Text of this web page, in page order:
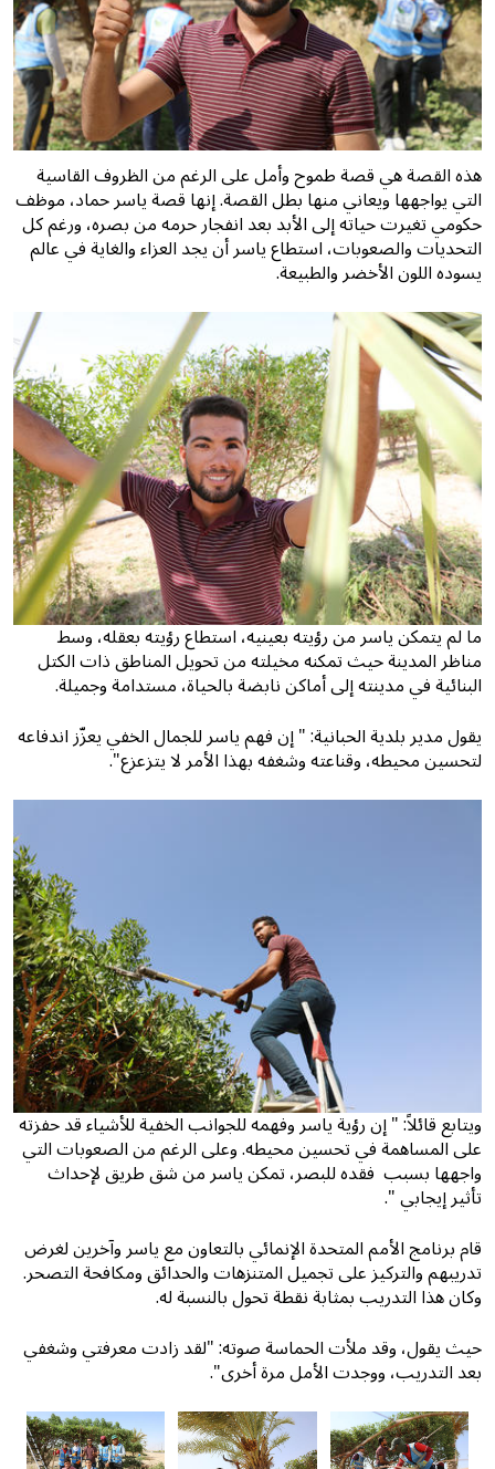
هذه القصة هي قصة طموح وأمل على الرغم من الظروف القاسية
التي يواجهها ويعاني منها بطل القصة. إنها قصة ياسر حماد، موظف
حكومي تغيرت حياته إلى الأبد بعد انفجار حرمه من بصره، ورغم كل
التحديات والصعوبات، استطاع ياسر أن يجد العزاء والغاية في عالم
يسوده اللون الأخضر والطبيعة.
ما لم يتمكن ياسر من رؤيته بعينيه، استطاع رؤيته بعقله، وسط
مناظر المدينة حيث تمكنه مخيلته من تحويل المناطق ذات الكتل
البنائية في مدينته إلى أماكن نابضة بالحياة، مستدامة وجميلة.
يقول مدير بلدية الحبانية: " إن فهم ياسر للجمال الخفي يعزّز اندفاعه
لتحسين محيطه، وقناعته وشغفه بهذا الأمر لا يتزعزع".
ويتابع قائلاً: " إن رؤية ياسر وفهمه للجوانب الخفية للأشياء قد حفزته
على المساهمة في تحسين محيطه. وعلى الرغم من الصعوبات التي
واجهها بسبب فقده للبصر، تمكن ياسر من شق طريق لإحداث
تأثير إيجابي ".
قام برنامج الأمم المتحدة الإنمائي بالتعاون مع ياسر وآخرين لغرض
تدريبهم والتركيز على تجميل المتنزهات والحدائق ومكافحة التصحر.
وكان هذا التدريب بمثابة نقطة تحول بالنسبة له.
حيث يقول، وقد ملأت الحماسة صوته: "لقد زادت معرفتي وشغفي
بعد التدريب، ووجدت الأمل مرة أخرى".